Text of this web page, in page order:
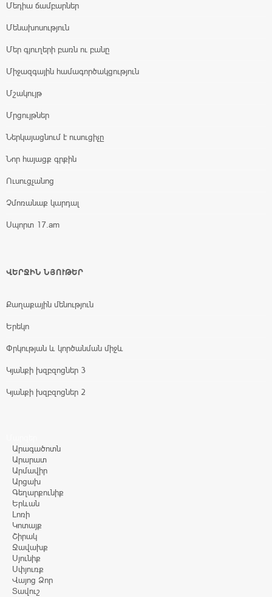
Մեդիա ճամբարներ
Մենախոսություն
Մեր գյուղերի բառն ու բանը
Միջազգային համագործակցություն
Մշակույթ
Մրցույթներ
Ներկայացնում է ուսուցիչը
Նոր հայացք գրքին
Ուսուցչանոց
Չմոռանաք կարդալ
Սպորտ 17.am
ՎԵՐՋԻՆ ՆՅՈՒԹԵՐ
Քաղաքային մենություն
Երեկո
Փրկության և կործանման միջև
Կյանքի խզբզոցներ 3
Կյանքի խզբզոցներ 2
Արագածոտն
Արարատ
Արմավիր
Արցախ
Գեղարքունիք
Երևան
Լոռի
Կոտայք
Շիրակ
Ջավախք
Սյունիք
Սփյուռք
Վայոց Ձոր
Տավուշ